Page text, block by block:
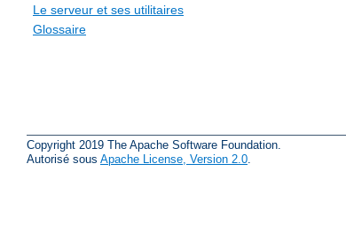
Le serveur et ses utilitaires
Glossaire
Copyright 2019 The Apache Software Foundation.
Autorisé sous Apache License, Version 2.0